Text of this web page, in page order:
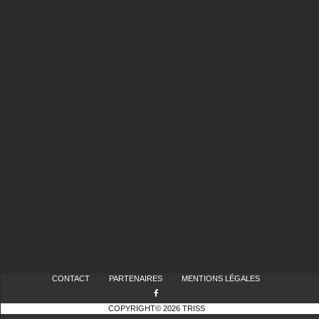
CONTACT PARTENAIRES MENTIONS LÉGALES
COPYRIGHT© 2026 TRISS